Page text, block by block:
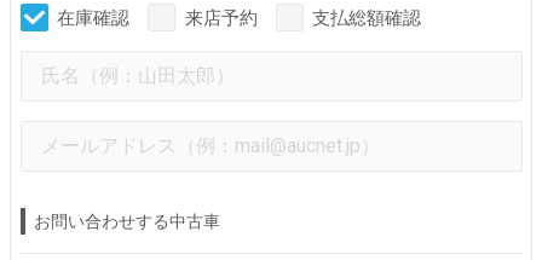
在庫確認 来店予約 支払総額確認
お問い合わせする中古車